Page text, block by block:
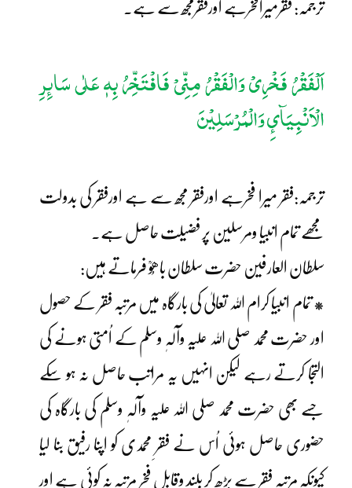
ترجمہ: فقرمیرافخرہے اورفقرمجھ سے ہے۔
اَلْفَقْرُ فَخْرِیْ وَالْفَقْرُ مِنِّیْ فَافْتَخِّرُ بِہٖ عَلٰی سَائِرِ
الْاَنْبِیَآئِ وَالْمُرْسَلِیْنَ
ترجمہ:فقر میرا فخرہے اورفقر مجھ سے ہے اورفقر کی بدولت
مجھے تمام انبیا ومرسلین پر فضیلت حاصل ہے۔
سلطان العارفین حضرت سلطان باھُوؒ فرماتے ہیں:
* تمام انبیا کرام اللہ تعالیٰ کی بارگاہ میں مرتبہ فقر کے حصول
اور حضرت محمد صلی اللہ علیہ وآلہٖ وسلم کے اُمتی ہونے کی
التجا کرتے رہے لیکن انہیں یہ مراتب حاصل نہ ہو سکے
جسے بھی حضرت محمد صلی اللہ علیہ وآلہٖ وسلم کی بارگاہ کی
حضوری حاصل ہوئی اُس نے فقرِ محمدی کو اپنا رفیق بنا لیا
کیونکہ مرتبہ فقر سے بڑھ کر بلند وقابلِ فخر مرتبہ نہ کوئی ہے اور